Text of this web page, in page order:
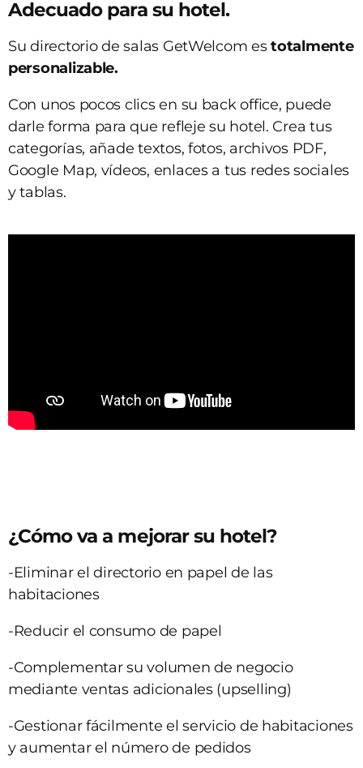
Adecuado para su hotel.
Su directorio de salas GetWelcom estotalmente
personalizable.
Con unos pocos clics en su back office, puede
darle forma para que refleje su hotel. Crea tus
categorías, añade textos, fotos, archivos PDF,
Google Map, vídeos, enlaces a tus redes sociales
y tablas.
¿Cómo va a mejorar su hotel?
-Eliminar el directorio en papel de las
habitaciones
-Reducir el consumo de papel
-Complementar su volumen de negocio
mediante ventas adicionales (upselling)
-Gestionar fácilmente el servicio de habitaciones
y aumentar el número de pedidos